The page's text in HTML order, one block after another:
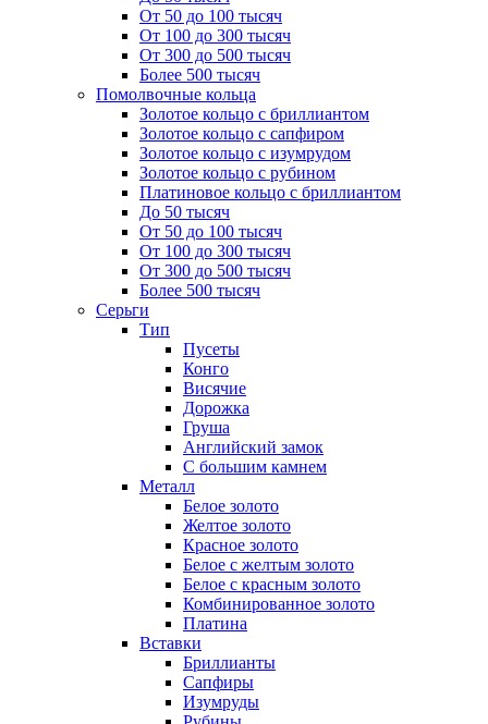
От 50 до 100 тысяч
От 100 до 300 тысяч
От 300 до 500 тысяч
Более 500 тысяч
Помолвочные кольца
Золотое кольцо с бриллиантом
Золотое кольцо с сапфиром
Золотое кольцо с изумрудом
Золотое кольцо с рубином
Платиновое кольцо с бриллиантом
До 50 тысяч
От 50 до 100 тысяч
От 100 до 300 тысяч
От 300 до 500 тысяч
Более 500 тысяч
Серьги
Тип
Пусеты
Конго
Висячие
Дорожка
Груша
Английский замок
С большим камнем
Металл
Белое золото
Желтое золото
Красное золото
Белое с желтым золото
Белое с красным золото
Комбинированное золото
Платина
Вставки
Бриллианты
Сапфиры
Изумруды